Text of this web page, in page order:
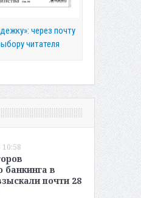
через почту
читателя
10:58
банкинга в
почти 28